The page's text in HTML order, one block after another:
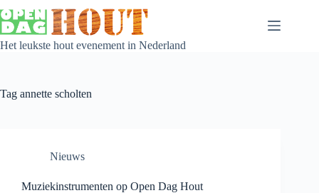
Het leukste hout evenement in Nederland
Tag annette scholten
Nieuws
Muziekinstrumenten op Open Dag Hout